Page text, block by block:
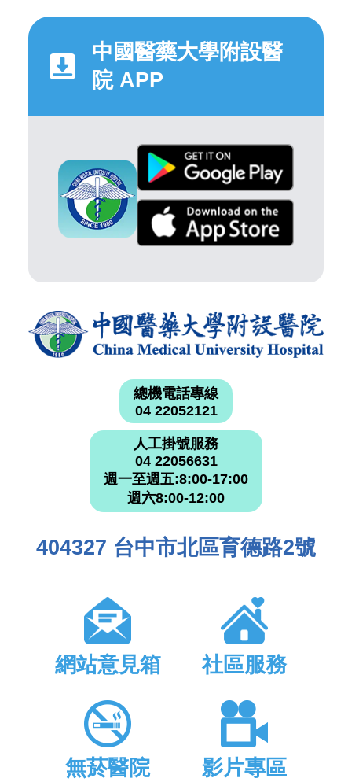
中國醫藥大學附設醫
院 APP
總機電話專線
04 22052121
人工掛號服務
04 22056631
週一至週五:8:00-17:00
週六8:00-12:00
404327 台中市北區育德路2號
網站意見箱 社區服務
無菸醫院 影片專區